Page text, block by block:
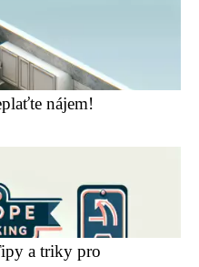
nájem!
a triky pro